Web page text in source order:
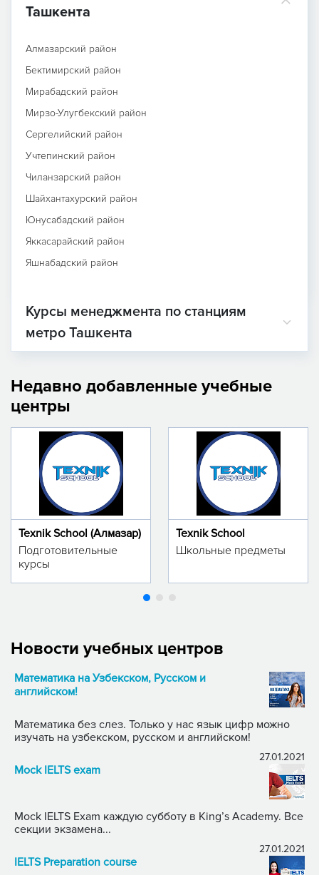
Ташкента
Алмазарский район
Бектимирский район
Мирабадский район
Мирзо-Улугбекский район
Сергелийский район
Учтепинский район
Чиланзарский район
Шайхантахурский район
Юнусабадский район
Яккасарайский район
Яшнабадский район
Курсы менеджмента по станциям
метро Ташкента
Недавно добавленные учебные
центры
Texnik School (Алмазар)
Подготовительные
курсы
Texnik School
Школьные предметы
Новости учебных центров
Математика на Узбекском, Русском и
английском!
Математика без слез. Только у нас язык цифр можно
изучать на узбекском, русском и английском!
27.01.2021
Mock IELTS exam
Mock IELTS Exam каждую субботу в King’s Academy. Все
секции экзамена...
27.01.2021
IELTS Preparation course